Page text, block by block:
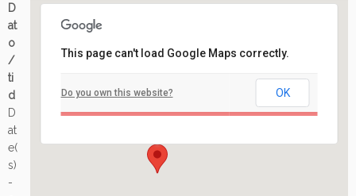
Arrangement
This page can't load Google Maps correctly.
Do you own this website? OK
D
at
o
/
ti
d
D
at
e(
s)
-